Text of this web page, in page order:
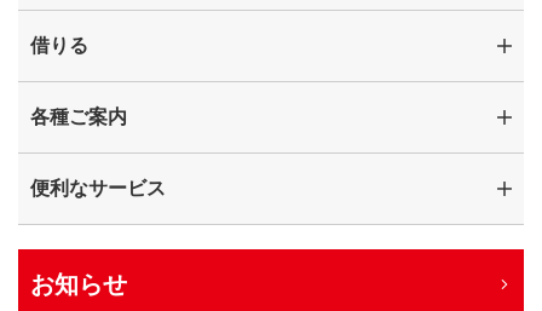
借りる
各種ご案内
便利なサービス
お知らせ